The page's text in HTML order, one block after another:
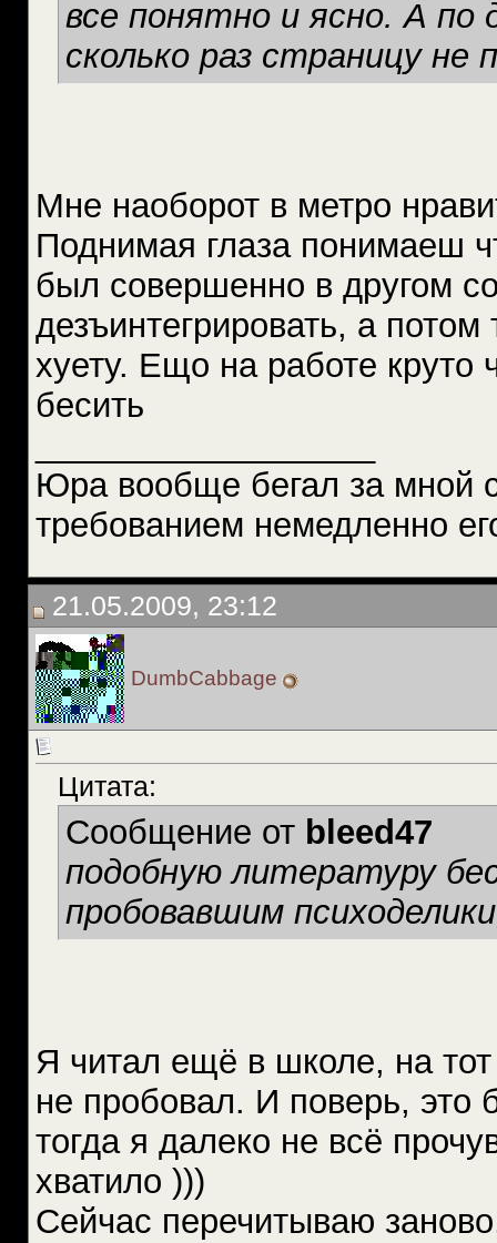
все понятно и ясно. А по
сколько раз страницу не
Мне наоборот в метро
Поднимая глаза понимаеш
был совершенно в другом
дезъинтегрировать, а
хуету. Ещо на работе круто
бесить
Юра вообще бегал за мной
требованием немедленно
21.05.2009, 23:12
DumbCabbage
Цитата:
Сообщение от bleed47
подобную литературу
пробовавшим
Я читал ещё в школе, на
не пробовал. И поверь,
тогда я далеко не всё
хватило )))
Сейчас перечитываю